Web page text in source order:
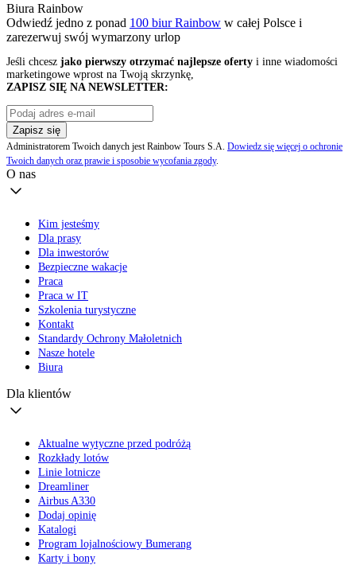
Biura Rainbow
Odwiedź jedno z ponad 100 biur Rainbow w całej Polsce i
zarezerwuj swój wymarzony urlop
Jeśli chcesz jako pierwszy otrzymać najlepsze oferty i inne wiadomości
marketingowe wprost na Twoją skrzynkę,
ZAPISZ SIĘ NA NEWSLETTER:
Zapisz się
Administratorem Twoich danych jest Rainbow Tours S.A. Dowiedz się więcej o ochronie
Twoich danych oraz prawie i sposobie wycofania zgody.
O nas
Kim jesteśmy
Dla prasy
Dla inwestorów
Bezpieczne wakacje
Praca
Praca w IT
Szkolenia turystyczne
Kontakt
Standardy Ochrony Małoletnich
Nasze hotele
Biura
Dla klientów
Aktualne wytyczne przed podróżą
Rozkłady lotów
Linie lotnicze
Dreamliner
Airbus A330
Dodaj opinię
Katalogi
Program lojalnościowy Bumerang
Karty i bony